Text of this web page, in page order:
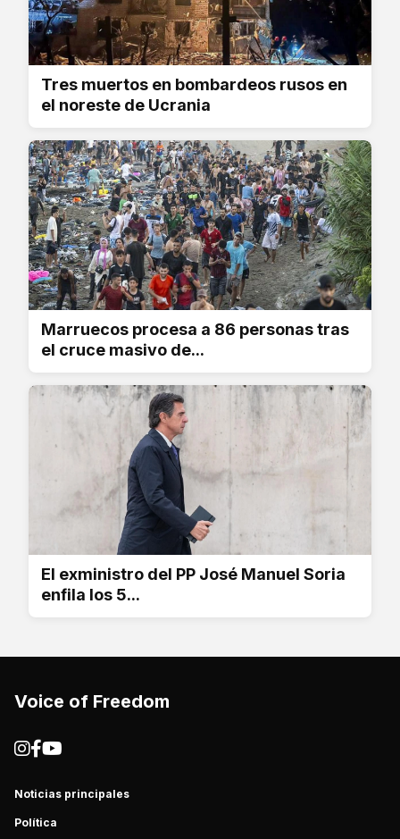
Tres muertos en bombardeos rusos en
el noreste de Ucrania
Marruecos procesa a 86 personas tras
el cruce masivo de...
El exministro del PP José Manuel Soria
enfila los 5...
Voice of Freedom
Noticias principales
Política